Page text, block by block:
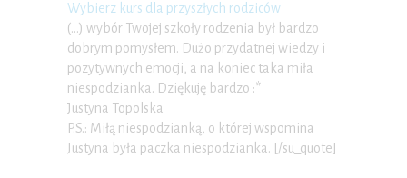
Wybierz kurs dla przyszłych rodziców
(…) wybór Twojej szkoły rodzenia był bardzo
dobrym pomysłem. Dużo przydatnej wiedzy i
pozytywnych emocji, a na koniec taka miła
niespodzianka. Dziękuję bardzo :*
Justyna Topolska
P.S.: Miłą niespodzianką, o której wspomina
Justyna była paczka niespodzianka. [/su_quote]